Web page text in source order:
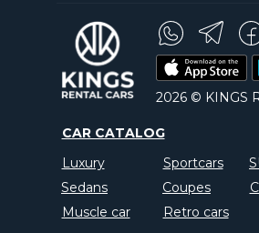
CAR CATALOG
Sportcars
Luxury
Coupes
2026 © KINGS
Sedans
Muscle car
Retro cars